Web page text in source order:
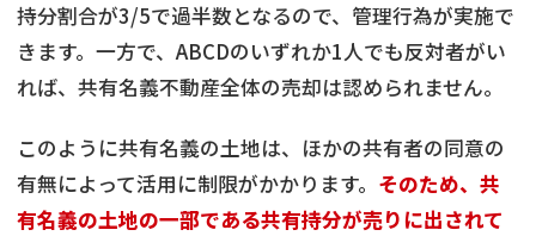
持分割合が3/5で過半数となるので、管理行為が実施で
きます。一方で、ABCDのいずれか1人でも反対者がい
れば、共有名義不動産全体の売却は認められません。
このように共有名義の土地は、ほかの共有者の同意の
有無によって活用に制限がかかります。 そのため、共
有名義の土地の一部である共有持分が売りに出されて